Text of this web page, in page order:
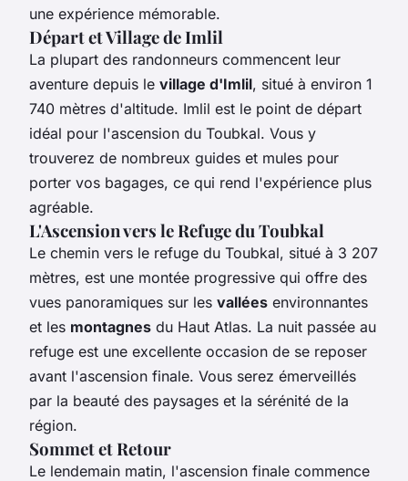
une expérience mémorable.
Départ et Village de Imlil
La plupart des randonneurs commencent leur
aventure depuis le village d'Imlil, situé à environ 1
740 mètres d'altitude. Imlil est le point de départ
idéal pour l'ascension du Toubkal. Vous y
trouverez de nombreux guides et mules pour
porter vos bagages, ce qui rend l'expérience plus
agréable.
L'Ascension vers le Refuge du Toubkal
Le chemin vers le refuge du Toubkal, situé à 3 207
mètres, est une montée progressive qui offre des
vues panoramiques sur les vallées environnantes
et les montagnes du Haut Atlas. La nuit passée au
refuge est une excellente occasion de se reposer
avant l'ascension finale. Vous serez émerveillés
par la beauté des paysages et la sérénité de la
région.
Sommet et Retour
Le lendemain matin, l'ascension finale commence